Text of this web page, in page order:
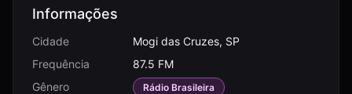
Informações
Cidade
Mogi das Cruzes, SP
Frequência
87.5 FM
Gênero
Rádio Brasileira